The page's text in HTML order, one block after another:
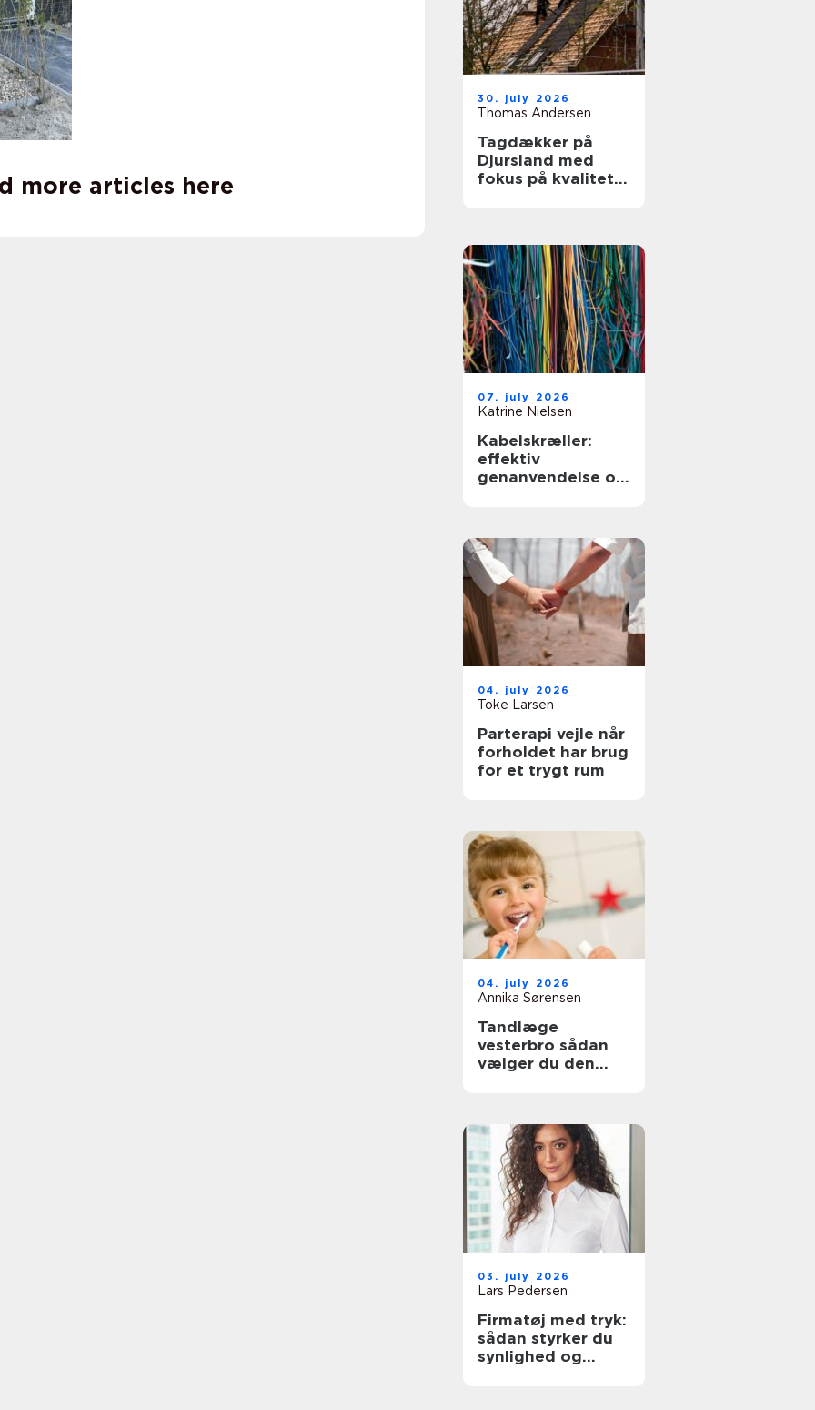
more articles here
30. july 2026
Thomas Andersen
Tagdækker på
Djursland med
fokus på kvalitet
07. july 2026
Katrine Nielsen
Kabelskræller:
effektiv
genanvendelse og
04. july 2026
Toke Larsen
Parterapi vejle når
forholdet har brug
for et trygt rum
04. july 2026
Annika Sørensen
Tandlæge
vesterbro sådan
vælger du den
03. july 2026
Lars Pedersen
Firmatøj med tryk:
sådan styrker du
synlighed og